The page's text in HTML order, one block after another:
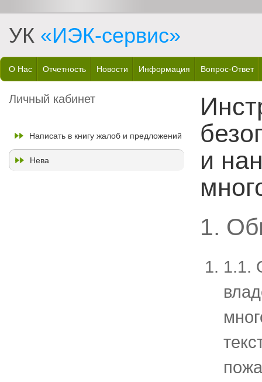
УК «ИЭК-сервис»
О Нас Отчетность Новости Информация Вопрос-Ответ
Личный кабинет
Написать в книгу жалоб и предложений
Нева
и
1.
1.1.